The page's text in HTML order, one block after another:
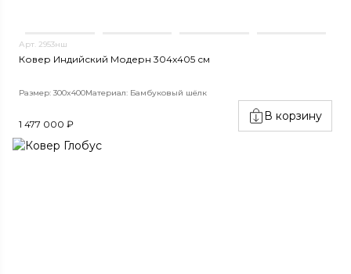
Арт. 2953нш
Ковер Индийский Модерн 304x405 см
Размер: 300x400Материал: Бамбуковый шёлк
1 477 000 ₽
В корзину